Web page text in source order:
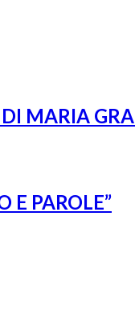
MARIA
E PAROLE”